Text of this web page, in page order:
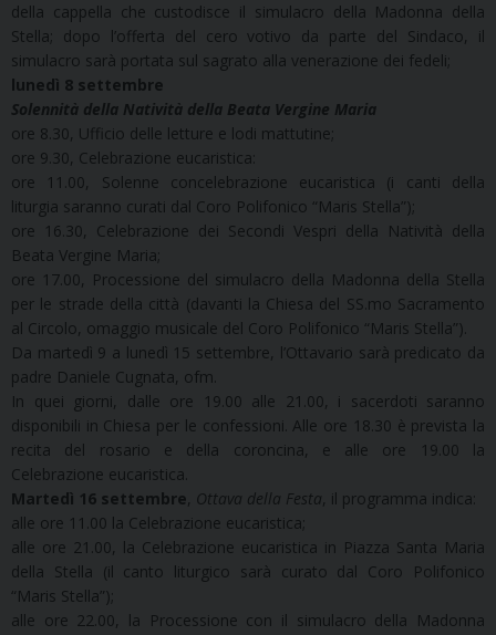
della cappella che custodisce il simulacro della Madonna della
Stella; dopo l’offerta del cero votivo da parte del Sindaco, il
simulacro sarà portata sul sagrato alla venerazione dei fedeli;
lunedì 8 settembre
Solennità della Natività della Beata Vergine Maria
ore 8.30, Ufficio delle letture e lodi mattutine;
ore 9.30, Celebrazione eucaristica:
ore 11.00, Solenne concelebrazione eucaristica (i canti della
liturgia saranno curati dal Coro Polifonico “Maris Stella”);
ore 16.30, Celebrazione dei Secondi Vespri della Natività della
Beata Vergine Maria;
ore 17.00, Processione del simulacro della Madonna della Stella
per le strade della città (davanti la Chiesa del SS.mo Sacramento
al Circolo, omaggio musicale del Coro Polifonico “Maris Stella”).
Da martedì 9 a lunedì 15 settembre, l’Ottavario sarà predicato da
padre Daniele Cugnata, ofm.
In quei giorni, dalle ore 19.00 alle 21.00, i sacerdoti saranno
disponibili in Chiesa per le confessioni. Alle ore 18.30 è prevista la
recita del rosario e della coroncina, e alle ore 19.00 la
Celebrazione eucaristica.
Martedì 16 settembre, Ottava della Festa, il programma indica:
alle ore 11.00 la Celebrazione eucaristica;
alle ore 21.00, la Celebrazione eucaristica in Piazza Santa Maria
della Stella (il canto liturgico sarà curato dal Coro Polifonico
“Maris Stella”);
alle ore 22.00, la Processione con il simulacro della Madonna